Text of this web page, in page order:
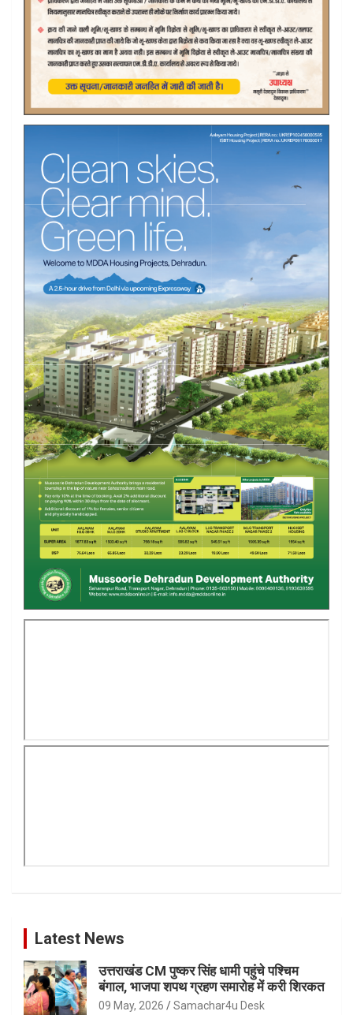
Latest News
उत्तराखंड CM पुष्कर सिंह धामी पहुंचे पश्चिम
बंगाल, भाजपा शपथ ग्रहण समारोह में करी शिरकत
09 May, 2026 Samachar4u Desk